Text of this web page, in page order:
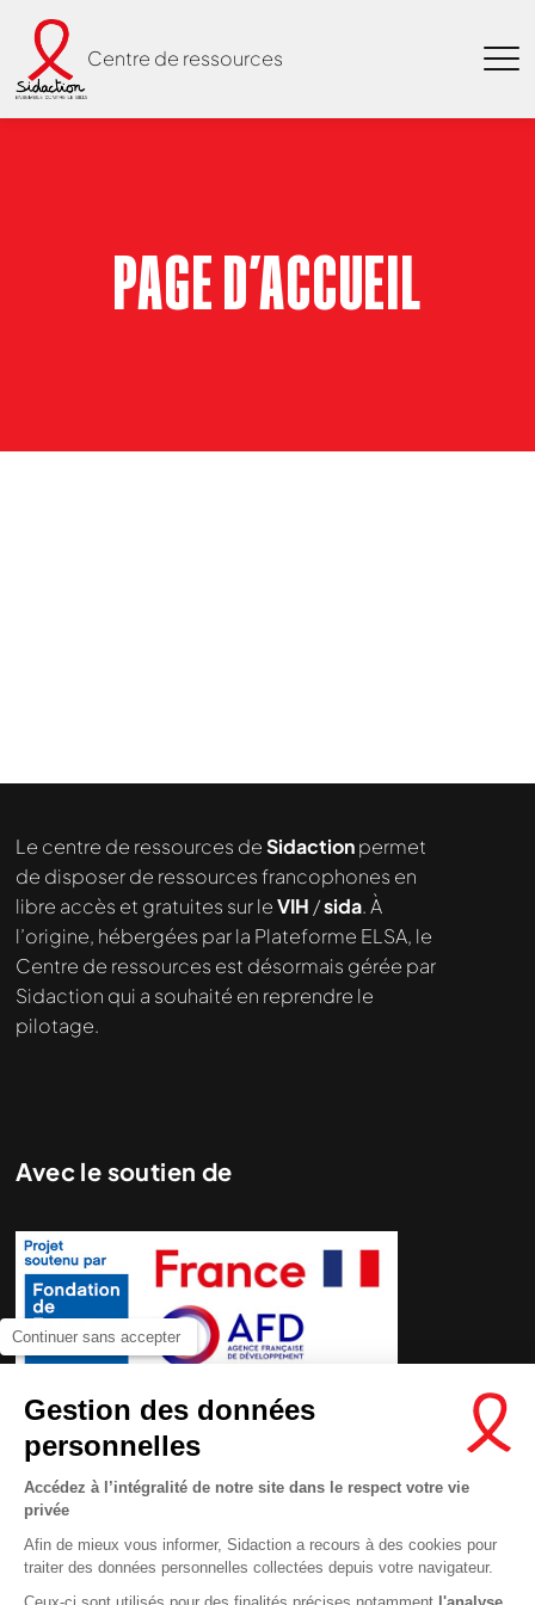
Continuer sans accepter
Gestion des données
personnelles
Accédez à l’intégralité de notre site dans le respect votre vie
privée
Afin de mieux vous informer, Sidaction a recours à des cookies pour
traiter des données personnelles collectées depuis votre navigateur.
Ceux-ci sont utilisés pour des finalités précises notamment l'analyse
Centre de ressources
PAGE D’ACCUEIL
Nous cherchons le contenu
Le centre de ressources deSidactionpermet
de disposer de ressources francophones en
libre accès et gratuites sur leVIH /sida. À
l’origine, hébergées par la Plateforme ELSA, le
Centre de ressources est désormais gérée par
Sidaction qui a souhaité en reprendre le
pilotage.
Avec le soutien de